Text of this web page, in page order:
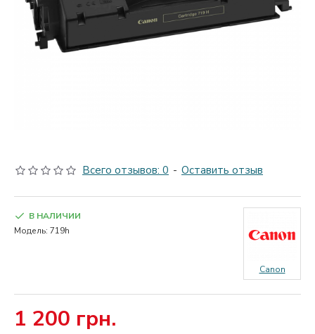
Всего отзывов: 0 - Оставить отзыв
1 200 грн.
В НАЛИЧИИ
Модель: 719h
Canon